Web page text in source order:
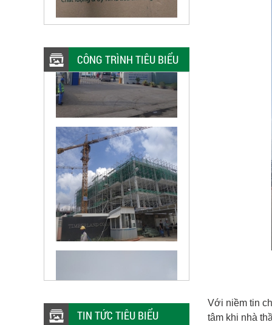
CÔNG TRÌNH TIÊU BIỂU
TIN TỨC TIÊU BIỂU
Lưới Inox Lắp Được
Kẹp Nối
Với niềm tin
tâm khi nhà